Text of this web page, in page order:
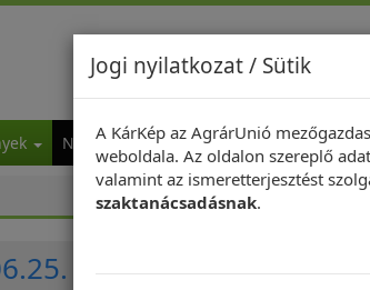
NapiKép Mindeközben ... Hírek
Jogi nyilatkozat / Sütik
A KárKép az AgrárUnió
weboldala. Az oldalon szereplő
valamint az ismeretterjesztést
szaktanácsadásnak.